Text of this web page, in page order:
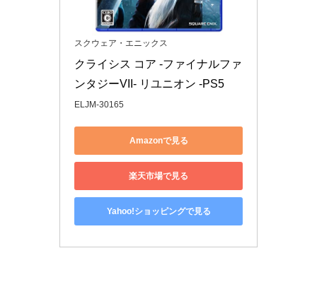
スクウェア・エニックス
クライシス コア -ファイナルファ
ンタジーVII- リユニオン -PS5
ELJM-30165
Amazonで見る
楽天市場で見る
Yahoo!ショッピングで見る